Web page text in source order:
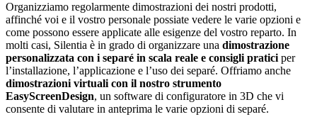
Organizziamo regolarmente dimostrazioni dei nostri prodotti,
affinché voi e il vostro personale possiate vedere le varie opzioni e
come possono essere applicate alle esigenze del vostro reparto. In
molti casi, Silentia è in grado di organizzare una dimostrazione
personalizzata con i separé in scala reale e consigli praticiper
l’installazione, l’applicazione e l’uso dei separé. Offriamo anche
dimostrazioni virtuali con il nostro strumento
EasyScreenDesign, un software di configuratore in 3D che vi
consente di valutare in anteprima le varie opzioni di separé.